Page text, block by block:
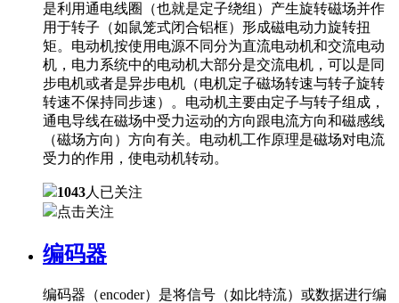
是利用通电线圈（也就是定子绕组）产生旋转磁场并作
用于转子（如鼠笼式闭合铝框）形成磁电动力旋转扭
矩。电动机按使用电源不同分为直流电动机和交流电动
机，电力系统中的电动机大部分是交流电机，可以是同
步电机或者是异步电机（电机定子磁场转速与转子旋转
转速不保持同步速）。电动机主要由定子与转子组成，
通电导线在磁场中受力运动的方向跟电流方向和磁感线
（磁场方向）方向有关。电动机工作原理是磁场对电流
受力的作用，使电动机转动。
1043人已关注
点击关注
编码器
编码器（encoder）是将信号（如比特流）或数据进行编